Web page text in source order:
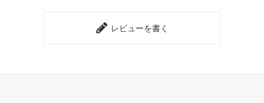
レビューを書く